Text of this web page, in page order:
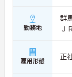
勤務地
群
Ｊ
雇用形態 正